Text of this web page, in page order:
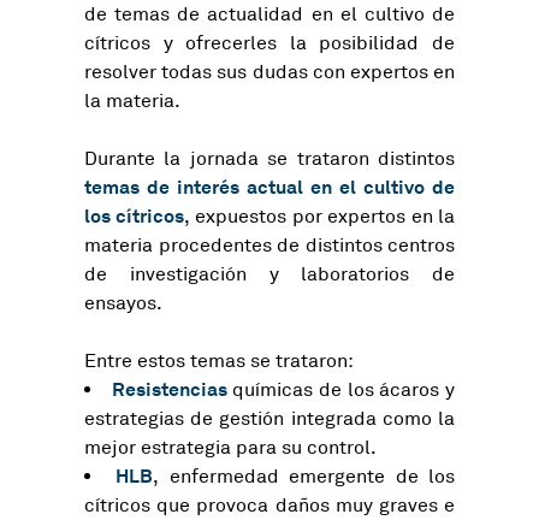
de temas de actualidad en el cultivo de
cítricos y ofrecerles la posibilidad de
resolver todas sus dudas con expertos en
la materia.
Durante la jornada se trataron distintos
temas de interés actual en el cultivo de
los cítricos, expuestos por expertos en la
materia procedentes de distintos centros
de investigación y laboratorios de
ensayos.
Entre estos temas se trataron:
Resistenciasquímicas de los ácaros y
estrategias de gestión integrada como la
mejor estrategia para su control.
HLB, enfermedad emergente de los
cítricos que provoca daños muy graves e